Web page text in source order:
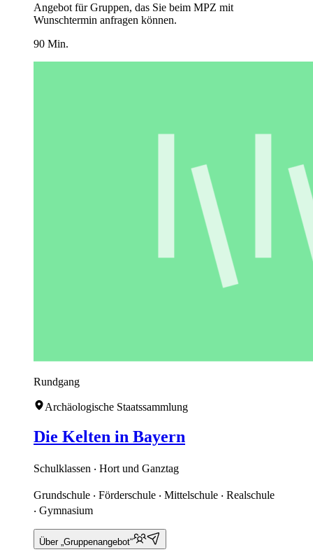
Angebot für Gruppen, das Sie beim MPZ mit
Wunschtermin anfragen können.
90 Min.
Rundgang
Archäologische Staatssammlung
Die Kelten in Bayern
Schulklassen ‧ Hort und Ganztag
Grundschule ‧ Förderschule ‧ Mittelschule ‧ Realschule
‧ Gymnasium
Über „Gruppenangebot“